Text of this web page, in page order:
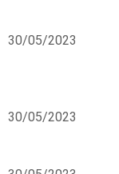
30/05/2023
30/05/2023